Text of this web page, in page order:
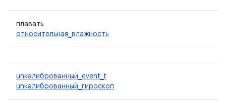
плавать
относительная_влажность
unкалиброванный_event_t
unкалиброванный_гироскоп